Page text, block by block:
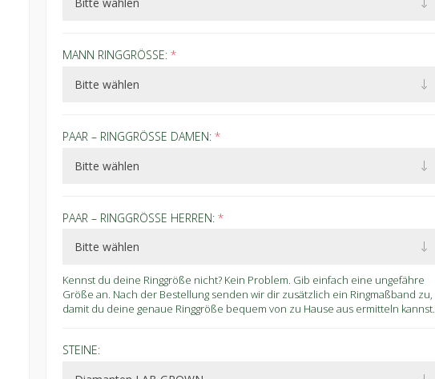
MANN RINGGRÖSSE: *
PAAR – RINGGRÖSSE DAMEN: *
PAAR – RINGGRÖSSE HERREN: *
Kennst du deine Ringgröße nicht? Kein Problem. Gib einfach eine ungefähre
Größe an. Nach der Bestellung senden wir dir zusätzlich ein Ringmaßband zu,
damit du deine genaue Ringgröße bequem von zu Hause aus ermitteln kannst.
STEINE: